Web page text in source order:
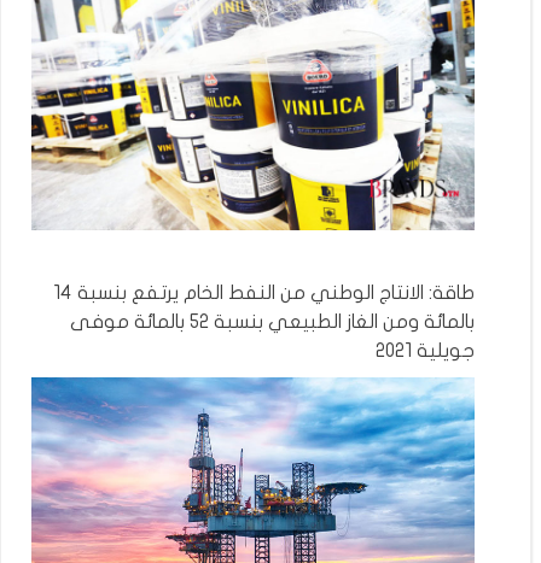
طاقة: الانتاج الوطني من النفط الخام يرتفع بنسبة 14
بالمائة ومن الغاز الطبيعي بنسبة 52 بالمائة موفى
جويلية 2021